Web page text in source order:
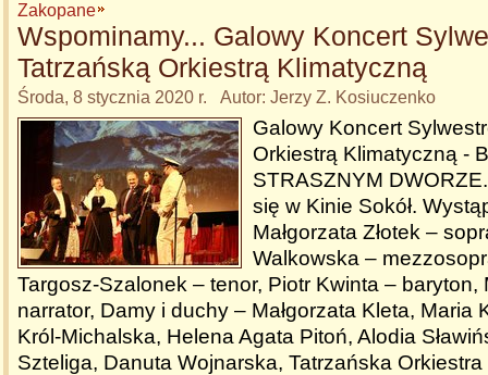
Zakopane
Wspominamy... Galowy Koncert
Tatrzańską Orkiestrą Klimatyczną
Środa, 8 stycznia 2020 r. Autor: Jerzy Z. Kosiuczenko
Galowy Koncert
Orkiestrą Klimatyczną -
STRASZNYM
się w Kinie Sokół.
Małgorzata Złotek –
Walkowska –
Targosz-Szalonek – tenor, Piotr Kwinta – baryton,
narrator, Damy i duchy – Małgorzata Kleta, Maria
Król-Michalska, Helena Agata Pitoń, Alodia
Szteliga, Danuta Wojnarska, Tatrzańska